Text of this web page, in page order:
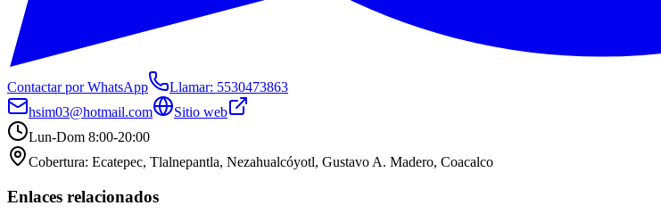
Contactar por WhatsApp Llamar: 5530473863
hsim03@hotmail.com
Sitio web
Lun-Dom 8:00-20:00
Cobertura: Ecatepec, Tlalnepantla, Nezahualcóyotl, Gustavo A. Madero, Coacalco
Enlaces relacionados